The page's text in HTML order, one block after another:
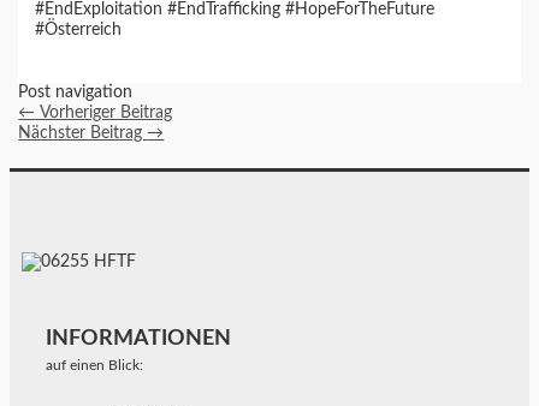
#EndExploitation #EndTrafficking #HopeForTheFuture
#Österreich
Post navigation
← Vorheriger Beitrag
Nächster Beitrag→
INFORMATIONEN
auf einen Blick: